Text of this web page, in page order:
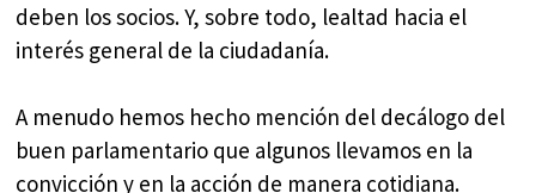
deben los socios. Y, sobre todo, lealtad hacia el
interés general de la ciudadanía.
A menudo hemos hecho mención del decálogo del
buen parlamentario que algunos llevamos en la
convicción y en la acción de manera cotidiana.